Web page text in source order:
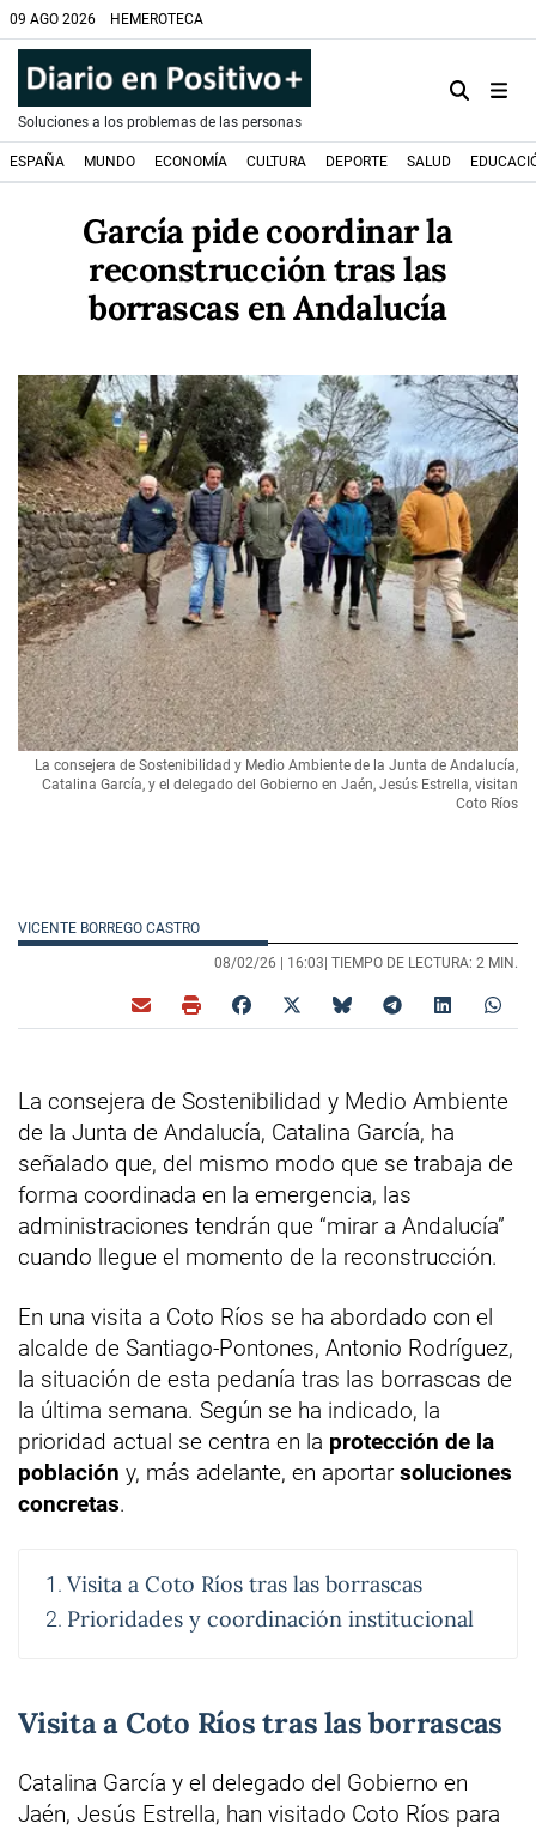
09 AGO 2026 HEMEROTECA
Soluciones a los problemas de las personas
ESPAÑA MUNDO ECONOMÍA CULTURA DEPORTE SALUD
García pide coordinar la
reconstrucción tras las
borrascas en Andalucía
La consejera de Sostenibilidad y Medio Ambiente de la Junta de Andalucía,
Catalina García, y el delegado del Gobierno en Jaén, Jesús Estrella, visitan
Coto Ríos
VICENTE BORREGO CASTRO
08/02/26 | 16:03| TIEMPO DE LECTURA: 2 MIN.
La consejera de Sostenibilidad y Medio Ambiente
de la Junta de Andalucía, Catalina García, ha
señalado que, del mismo modo que se trabaja de
forma coordinada en la emergencia, las
administraciones tendrán que “mirar a Andalucía”
cuando llegue el momento de la reconstrucción.
En una visita a Coto Ríos se ha abordado con el
alcalde de Santiago-Pontones, Antonio Rodríguez,
la situación de esta pedanía tras las borrascas de
la última semana. Según se ha indicado, la
prioridad actual se centra en la protección de la
población y, más adelante, en aportar soluciones
concretas.
Visita a Coto Ríos tras las borrascas
Prioridades y coordinación institucional
Visita a Coto Ríos tras las borrascas
Catalina García y el delegado del Gobierno en
Jaén, Jesús Estrella, han visitado Coto Ríos para